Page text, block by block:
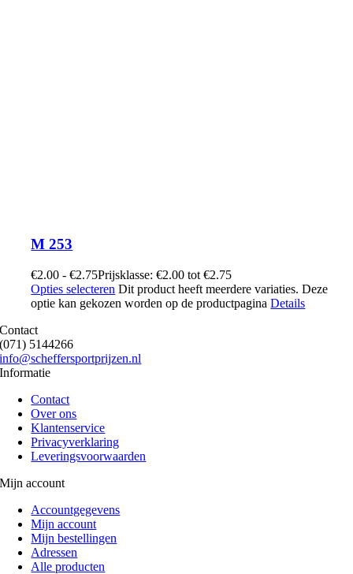
M 253
€2.00 - €2.75Prijsklasse: €2.00 tot €2.75
Opties selecteren Dit product heeft meerdere variaties. Deze
optie kan gekozen worden op de productpaginaDetails
Contact
(071) 5144266
info@scheffersportprijzen.nl
Informatie
Contact
Over ons
Klantenservice
Privacyverklaring
Leveringsvoorwaarden
Mijn account
Accountgegevens
Mijn account
Mijn bestellingen
Adressen
Alle producten